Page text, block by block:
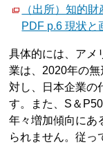
（出所）知的
PDF p.6 現状と
具体的には、アメ
業は、2020年の
対し、日本企業の
す。また、S＆
年々増加傾向にあ
られません。従っ